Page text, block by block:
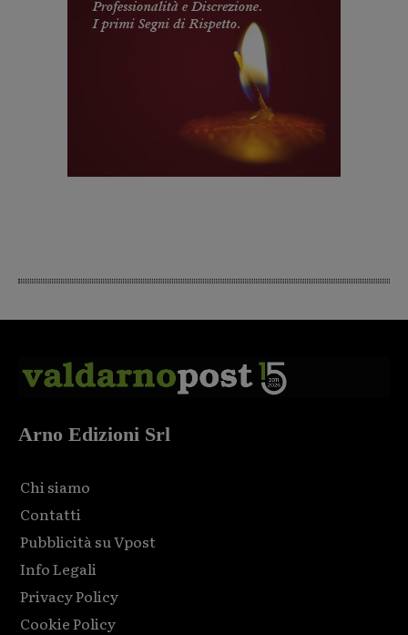
Arno Edizioni Srl
Chi siamo
Contatti
Pubblicità su Vpost
Info Legali
Privacy Policy
Cookie Policy